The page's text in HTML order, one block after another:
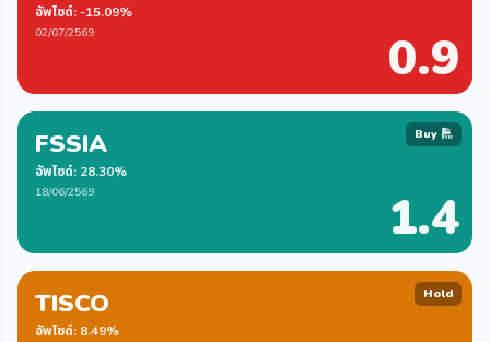
อัพไซด์: -15.09%
02/07/2569 0.9
Buy
FSSIA
อัพไซด์: 28.30%
18/06/2569 1.4
Hold
TISCO
อัพไซด์: 8.49%